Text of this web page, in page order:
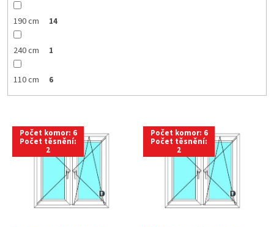
190 cm 14
240 cm 1
110 cm 6
V
p
Počet komor: 6
Počet těsnění:
2
Počet komor: 6
Počet těsnění:
2